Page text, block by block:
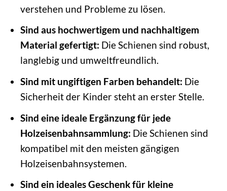
verstehen und Probleme zu lösen.
Sind aus hochwertigem und nachhaltigem
Material gefertigt: Die Schienen sind robust,
langlebig und umweltfreundlich.
Sind mit ungiftigen Farben behandelt: Die
Sicherheit der Kinder steht an erster Stelle.
Sind eine ideale Ergänzung für jede
Holzeisenbahnsammlung: Die Schienen sind
kompatibel mit den meisten gängigen
Holzeisenbahnsystemen.
Sind ein ideales Geschenk für kleine